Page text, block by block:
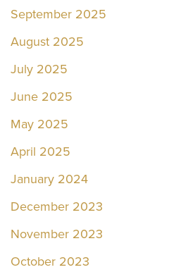
September 2025
August 2025
July 2025
June 2025
May 2025
April 2025
January 2024
December 2023
November 2023
October 2023